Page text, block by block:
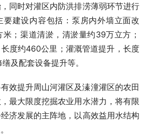
同时对灌区内防洪排涝薄弱环节进行
要建设内容包括：泵房内外墙立面改
；渠道清淤，清淤量约39万立方；
度约460公里；灌溉管道提升，长度
及配套设备提升等。
效提升周山河灌区及溱潼灌区的农田
最大限度挖掘农业用水潜力，将有限
济发展的主阵地，以高效益用水结构